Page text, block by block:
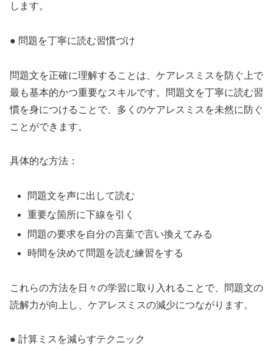
します。
● 問題を丁寧に読む習慣づけ
問題文を正確に理解することは、ケアレスミスを防ぐ上で
最も基本的かつ重要なスキルです。問題文を丁寧に読む習
慣を身につけることで、多くのケアレスミスを未然に防ぐ
ことができます。
具体的な方法：
問題文を声に出して読む
重要な箇所に下線を引く
問題の要求を自分の言葉で言い換えてみる
時間を決めて問題を読む練習をする
これらの方法を日々の学習に取り入れることで、問題文の
読解力が向上し、ケアレスミスの減少につながります。
● 計算ミスを減らすテクニック